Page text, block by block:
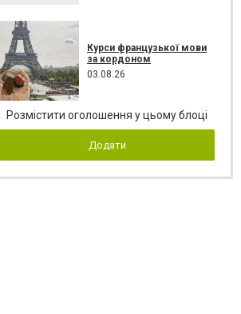
Курси французької мови
за кордоном
03.08.26
Розмістити оголошення у цьому блоці
Додати